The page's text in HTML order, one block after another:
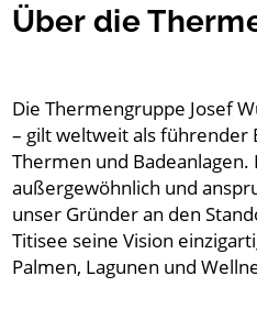
Über die
Die Thermengruppe Josef
– gilt weltweit als führender
Thermen und
außergewöhnlich und
unser Gründer an den
Titisee seine Vision
Palmen, Lagunen und